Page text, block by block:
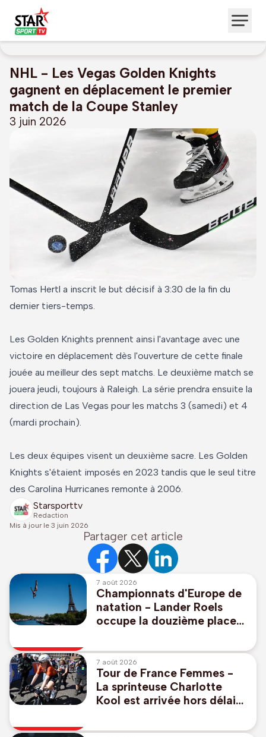
NHL - Les Vegas Golden Knights
gagnent en déplacement le premier
match de la Coupe Stanley
3 juin 2026
Tomas Hertl a inscrit le but décisif à 3:30 de la fin du
dernier tiers-temps.
Les Golden Knights prennent ainsi l'avantage avec une
victoire en déplacement dès l'ouverture de cette finale
jouée au meilleur des sept matchs. Le deuxième match se
jouera jeudi, toujours à Raleigh. La série prendra ensuite la
direction de Las Vegas pour les matchs 3 (samedi) et 4
(mardi prochain).
Les deux équipes visent un deuxième sacre. Les Golden
Knights s'étaient imposés en 2023 tandis que le seul titre
des Carolina Hurricanes remonte à 2006.
Starsporttv
Redaction
Mis à jour le 3 juin 2026
Partager cet article
7 août 2026
Championnats d'Europe de
natation - Lander Roels
occupe la douzième place
la mi-parcours
7 août 2026
Tour de France Femmes -
La sprinteuse Charlotte
Kool est arrivée hors délais